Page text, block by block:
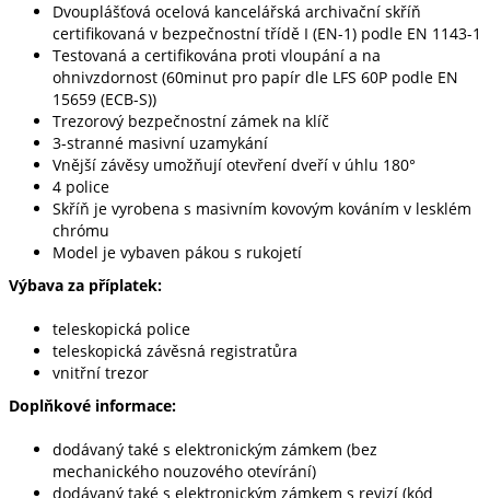
Dvouplášťová ocelová kancelářská archivační skříň
certifikovaná v bezpečnostní třídě I (EN-1) podle EN 1143-1
Testovaná a certifikována proti vloupání a na
ohnivzdornost (60minut pro papír dle LFS 60P podle EN
15659 (ECB-S))
Trezorový bezpečnostní zámek na klíč
3-stranné masivní uzamykání
Vnější závěsy umožňují otevření dveří v úhlu 180°
4 police
Skříň je vyrobena s masivním kovovým kováním v lesklém
chrómu
Model je vybaven pákou s rukojetí
Výbava za příplatek:
teleskopická police
teleskopická závěsná registratůra
vnitřní trezor
Doplňkové informace:
dodávaný také s elektronickým zámkem (bez
mechanického nouzového otevírání)
dodávaný také s elektronickým zámkem s revizí (kód